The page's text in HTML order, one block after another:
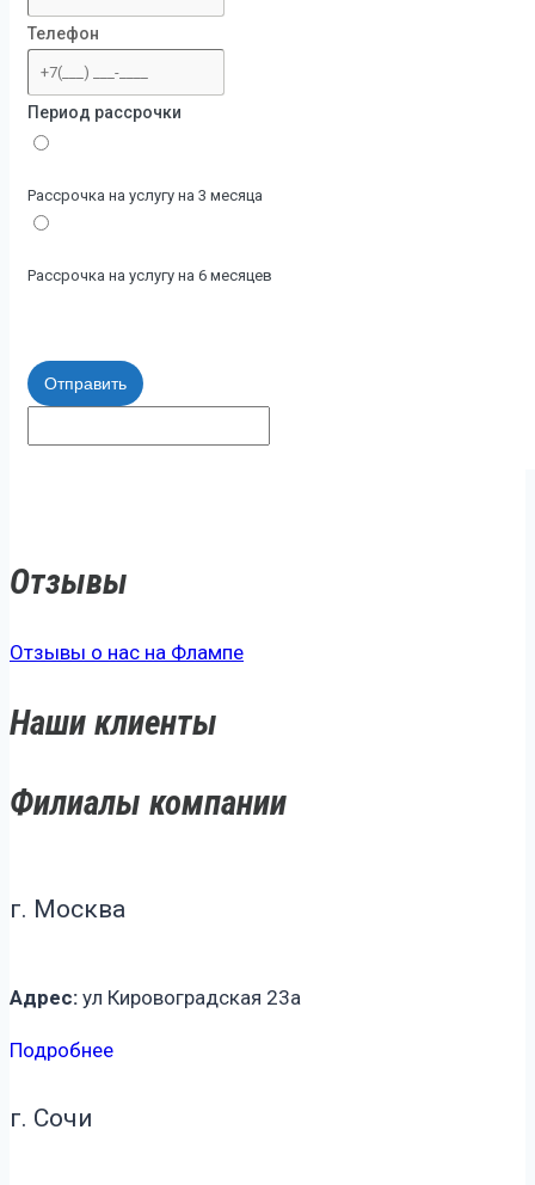
Телефон
Период рассрочки
Рассрочка на услугу на 3 месяца
Рассрочка на услугу на 6 месяцев
Отправить
Отзывы
Отзывы о нас на Флампе
Наши клиенты
Филиалы компании
г. Москва
Адрес: ул Кировоградская 23а
Подробнее
г. Сочи